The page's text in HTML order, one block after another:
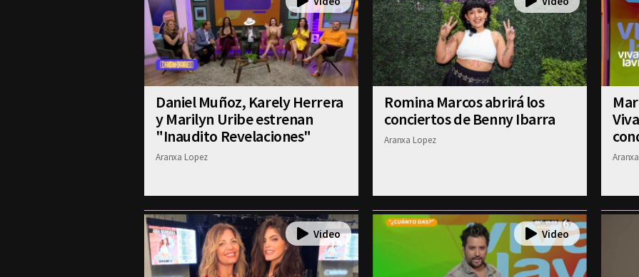
Daniel Muñoz, Karely Herrera
y Marilyn Uribe estrenan
"Inaudito Revelaciones"
Aranxa Lopez
Romina Marcos abrirá los
conciertos de Benny Ibarra
Aranxa Lopez